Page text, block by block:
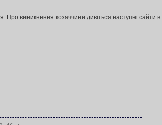
виникнення козаччини дивіться наступні сайти в